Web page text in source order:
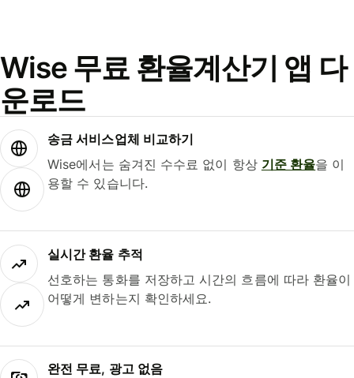
Wise 무료 환율계산기 앱 다
운로드
송금 서비스업체 비교하기
Wise에서는 숨겨진 수수료 없이 항상 기준 환율을 이
용할 수 있습니다.
실시간 환율 추적
선호하는 통화를 저장하고 시간의 흐름에 따라 환율이
어떻게 변하는지 확인하세요.
완전 무료, 광고 없음